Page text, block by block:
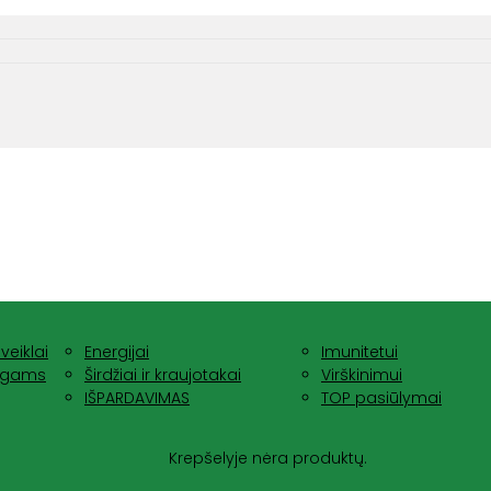
Krepšelyje nėra produktų.
Energijai Imunitetui
Širdžiai ir kraujotakai Virškinimui
IŠPARDAVIMAS TOP pasiūlymai